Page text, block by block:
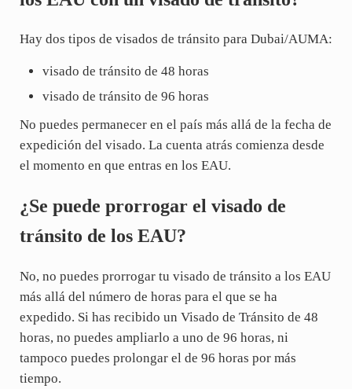
Hay dos tipos de visados de tránsito para Dubai/AUMA:
visado de tránsito de 48 horas
visado de tránsito de 96 horas
No puedes permanecer en el país más allá de la fecha de
expedición del visado. La cuenta atrás comienza desde
el momento en que entras en los EAU.
¿Se puede prorrogar el visado de
tránsito de los EAU?
No, no puedes prorrogar tu visado de tránsito a los EAU
más allá del número de horas para el que se ha
expedido. Si has recibido un Visado de Tránsito de 48
horas, no puedes ampliarlo a uno de 96 horas, ni
tampoco puedes prolongar el de 96 horas por más
tiempo.